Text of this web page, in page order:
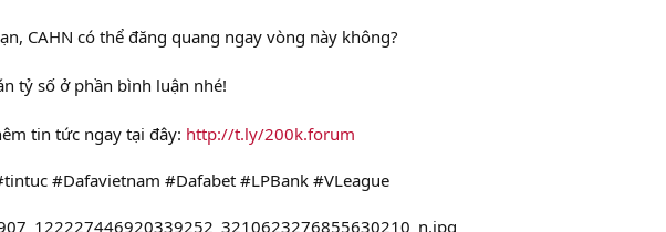
CAHN có thể đăng quang ngay vòng này không?
tỷ số ở phần bình luận nhé!
tin tức ngay tại đây: http://t.ly/200k.forum
#Dafavietnam #Dafabet #LPBank #VLeague